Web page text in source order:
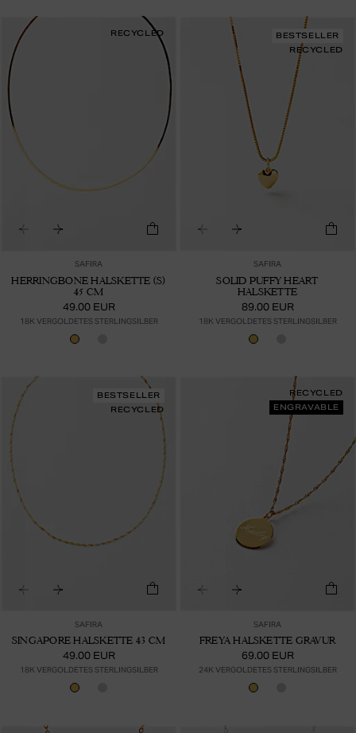
RECYCLED
SAFIRA
HERRINGBONE HALSKETTE (S)
45 CM
49.00 EUR
18K VERGOLDETES STERLINGSILBER
BESTSELLER
RECYCLED
SAFIRA
SOLID PUFFY HEART
HALSKETTE
89.00 EUR
18K VERGOLDETES STERLINGSILBER
BESTSELLER
RECYCLED
SAFIRA
SINGAPORE HALSKETTE 43 CM
49.00 EUR
18K VERGOLDETES STERLINGSILBER
RECYCLED
ENGRAVABLE
SAFIRA
FREYA HALSKETTE GRAVUR
69.00 EUR
24K VERGOLDETES STERLINGSILBER